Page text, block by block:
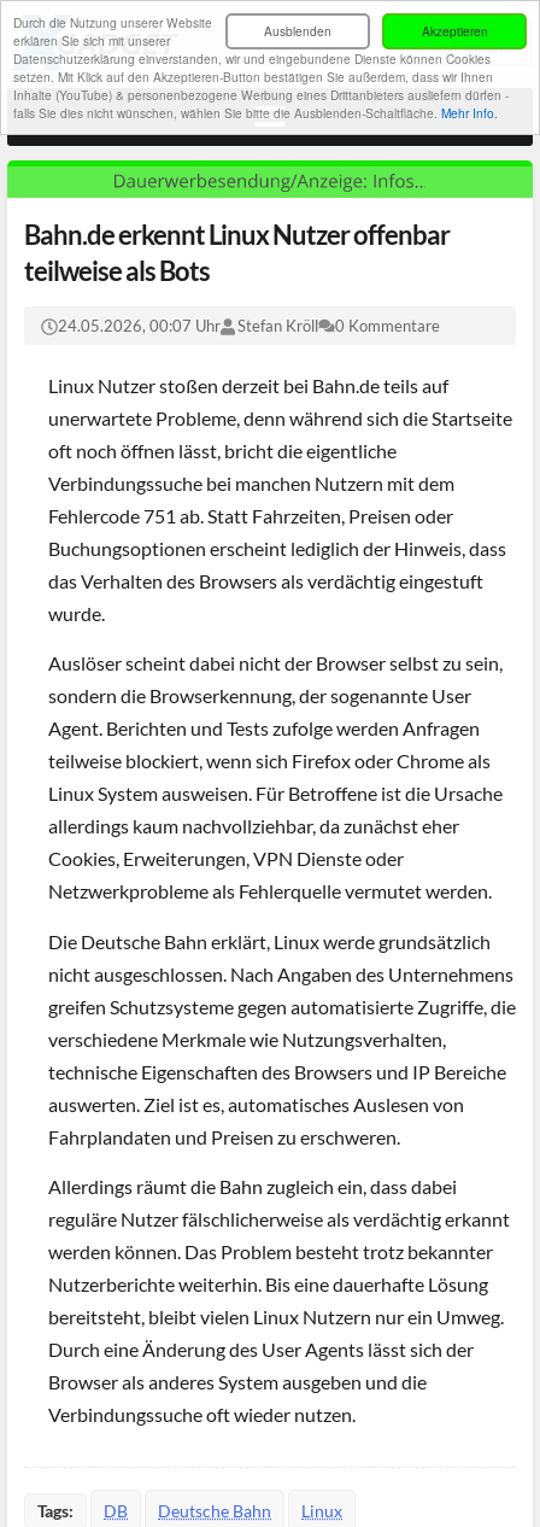
Akzeptieren
Ausblenden
Durch die Nutzung unserer Website
erklären Sie sich mit unserer
Datenschutzerklärung einverstanden, wir und eingebundene Dienste können Cookies
setzen. Mit Klick auf den Akzeptieren-Button bestätigen Sie außerdem, dass wir Ihnen
Inhalte (YouTube) & personenbezogene Werbung eines Drittanbieters ausliefern dürfen -
falls Sie dies nicht wünschen, wählen Sie bitte die Ausblenden-Schaltfläche. Mehr Info.
Bahn.de erkennt Linux Nutzer offenbar
teilweise als Bots
24.05.2026, 00:07 Uhr Stefan Kröll 0 Kommentare
Linux Nutzer stoßen derzeit bei Bahn.de teils auf
unerwartete Probleme, denn während sich die Startseite
oft noch öffnen lässt, bricht die eigentliche
Verbindungssuche bei manchen Nutzern mit dem
Fehlercode 751 ab. Statt Fahrzeiten, Preisen oder
Buchungsoptionen erscheint lediglich der Hinweis, dass
das Verhalten des Browsers als verdächtig eingestuft
wurde.
Auslöser scheint dabei nicht der Browser selbst zu sein,
sondern die Browserkennung, der sogenannte User
Agent. Berichten und Tests zufolge werden Anfragen
teilweise blockiert, wenn sich Firefox oder Chrome als
Linux System ausweisen. Für Betroffene ist die Ursache
allerdings kaum nachvollziehbar, da zunächst eher
Cookies, Erweiterungen, VPN Dienste oder
Netzwerkprobleme als Fehlerquelle vermutet werden.
Die Deutsche Bahn erklärt, Linux werde grundsätzlich
nicht ausgeschlossen. Nach Angaben des Unternehmens
greifen Schutzsysteme gegen automatisierte Zugriffe, die
verschiedene Merkmale wie Nutzungsverhalten,
technische Eigenschaften des Browsers und IP Bereiche
auswerten. Ziel ist es, automatisches Auslesen von
Fahrplandaten und Preisen zu erschweren.
Allerdings räumt die Bahn zugleich ein, dass dabei
reguläre Nutzer fälschlicherweise als verdächtig erkannt
werden können. Das Problem besteht trotz bekannter
Nutzerberichte weiterhin. Bis eine dauerhafte Lösung
bereitsteht, bleibt vielen Linux Nutzern nur ein Umweg.
Durch eine Änderung des User Agents lässt sich der
Browser als anderes System ausgeben und die
Verbindungssuche oft wieder nutzen.
Tags: DB Deutsche Bahn Linux